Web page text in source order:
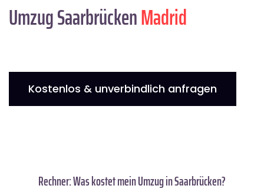
Umzug SaarbrückenMadrid
Kostenlos & unverbindlich anfragen
Rechner: Was kostet mein Umzug in Saarbrücken?